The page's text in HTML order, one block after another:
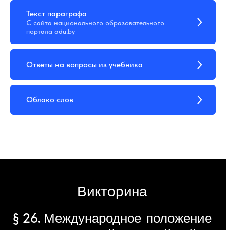
Текст параграфа
С сайта национального образовательного
портала adu.by
Ответы на вопросы из учебника
Облако слов